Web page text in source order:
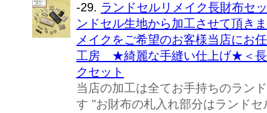
-29. ランドセルリメイク長財布セ
ンドセル生地から加工させて頂き
メイクをご希望のお客様当店にお
工房 ★綺麗な手縫い仕上げ★＜長
クセット
当店の加工は全てお手持ちのラン
す "お財布の札入れ部分はランド